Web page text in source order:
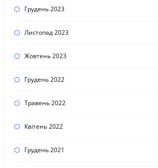
Грудень 2023
Листопад 2023
Жовтень 2023
Грудень 2022
Травень 2022
Квітень 2022
Грудень 2021